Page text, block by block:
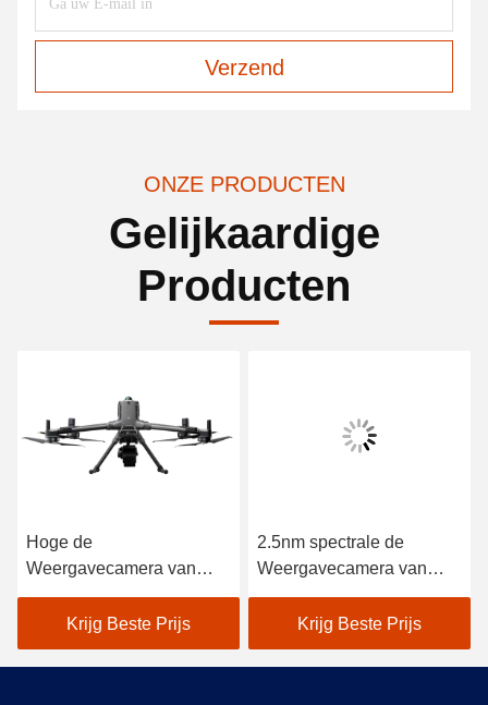
Verzend
ONZE PRODUCTEN
Gelijkaardige
Producten
Hoge de
Weergavecamera van
Stabiliteitshyperspectral
voor Kustlijn en Marine
Environment
Krijg Beste Prijs
2.5nm spectrale de
Weergavecamera van
Resolutiehyperspectral
voor Precisielandbouw
Krijg Beste Prijs